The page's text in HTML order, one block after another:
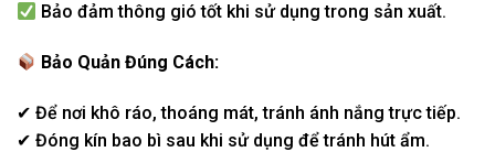
Bảo đảm thông gió tốt khi sử dụng trong sản xuất.
Bảo Quản Đúng Cách:
✔ Để nơi khô ráo, thoáng mát, tránh ánh nắng trực tiếp.
✔ Đóng kín bao bì sau khi sử dụng để tránh hút ẩm.